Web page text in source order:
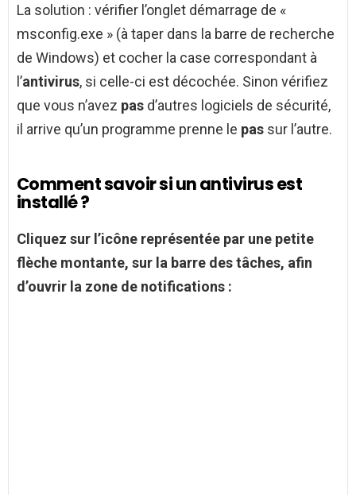
La solution : vérifier l’onglet démarrage de «
msconfig.exe » (à taper dans la barre de recherche
de Windows) et cocher la case correspondant à
l’antivirus, si celle-ci est décochée. Sinon vérifiez
que vous n’avez pas d’autres logiciels de sécurité,
il arrive qu’un programme prenne le pas sur l’autre.
Comment savoir si un antivirus est
installé ?
Cliquez sur l’icône représentée par une petite
flèche montante, sur la barre des tâches, afin
d’ouvrir la zone de notifications :